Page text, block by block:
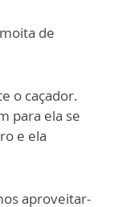
de
o caçador.
para ela se
e ela
aproveitar-